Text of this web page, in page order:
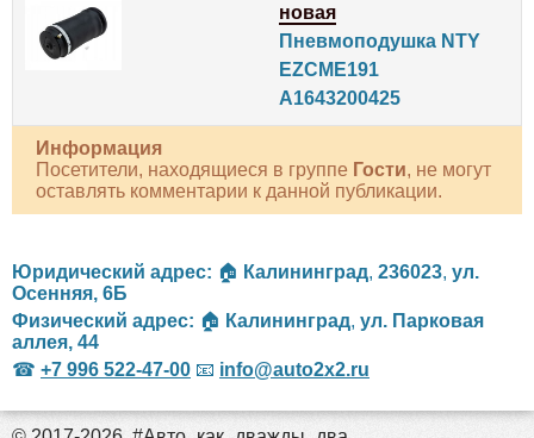
новая
Пневмоподушка NTY
EZCME191
A1643200425
Информация
Посетители, находящиеся в группе Гости, не могут
оставлять комментарии к данной публикации.
Юридический адрес: 🏠 Калининград, 236023, ул.
Осенняя, 6Б
Физический адрес: 🏠 Калининград, ул. Парковая
аллея, 44
☎ +7 996 522-47-00 📧 info@auto2x2.ru